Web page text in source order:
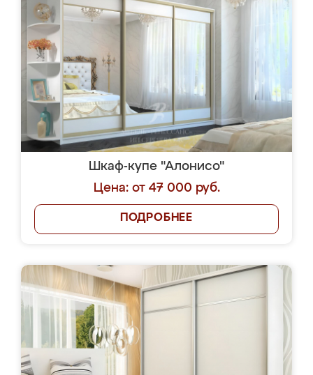
Шкаф-купе "Алонисо"
Цена: от 47 000 руб.
ПОДРОБНЕЕ